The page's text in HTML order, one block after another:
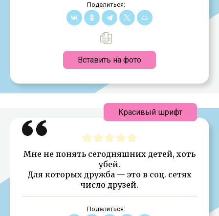
Поделиться:
Вставить на фото
Мне не понять сегодняшних детей, хоть
убей.
Для которых дружба — это в соц. сетях
число друзей.
Поделиться:
Красивый шрифт